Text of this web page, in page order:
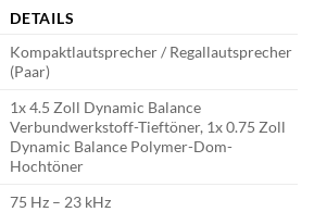
DETAILS
Kompaktlautsprecher / Regallautsprecher
(Paar)
1x 4.5 Zoll Dynamic Balance
Verbundwerkstoff-Tieftöner, 1x 0.75 Zoll
Dynamic Balance Polymer-Dom-
Hochtöner
75 Hz – 23 kHz